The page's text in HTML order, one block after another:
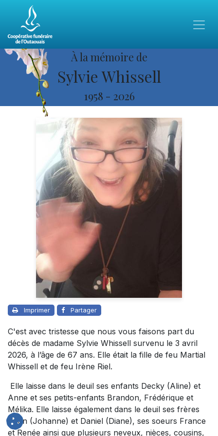
À la mémoire de
Sylvie Whissell
1958 - 2026
Imprimer Partager
C'est avec tristesse que nous vous faisons part du
décès de madame Sylvie Whissell survenu le 3 avril
2026, à l’âge de 67 ans. Elle était la fille de feu Martial
Whissell et de feu Irène Riel.
Elle laisse dans le deuil ses enfants Decky (Aline) et
Anne et ses petits-enfants Brandon, Frédérique et
Mélika. Elle laisse également dans le deuil ses frères
Yvon (Johanne) et Daniel (Diane), ses soeurs France
et Renée ainsi que plusieurs neveux, nièces, cousins,